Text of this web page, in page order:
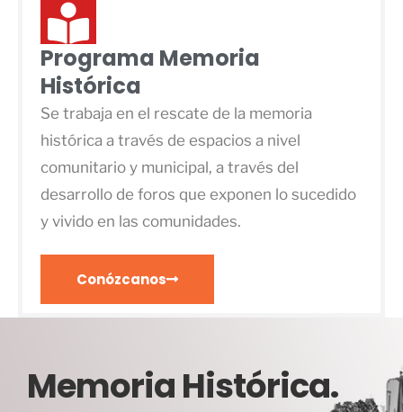
Programa Memoria
Histórica
Se trabaja en el rescate de la memoria
histórica a través de espacios a nivel
comunitario y municipal, a través del
desarrollo de foros que exponen lo sucedido
y vivido en las comunidades.
Conózcanos
Memoria Histórica.